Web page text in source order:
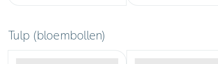
Tulp (bloembollen)